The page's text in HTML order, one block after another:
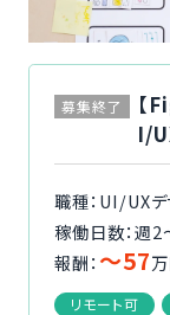
職種から案
よくある質問
福利厚生
ご利用者様
募集終了
【
I/
職種：UI/UXデ
稼働日数：週2
報酬： 〜57
リモート可